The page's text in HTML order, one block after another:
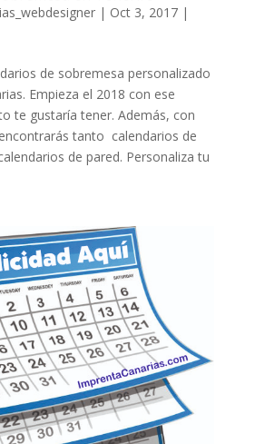
| Oct 3, 2017|
de sobremesa personalizado
Empieza el 2018 con ese
te gustaría tener. Además, con
tanto calendarios de
de pared. Personaliza tu